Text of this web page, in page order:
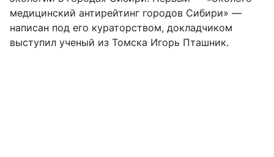
медицинский антирейтинг городов Сибири» —
написан под его кураторством, докладчиком
выступил ученый из Томска Игорь Пташник.